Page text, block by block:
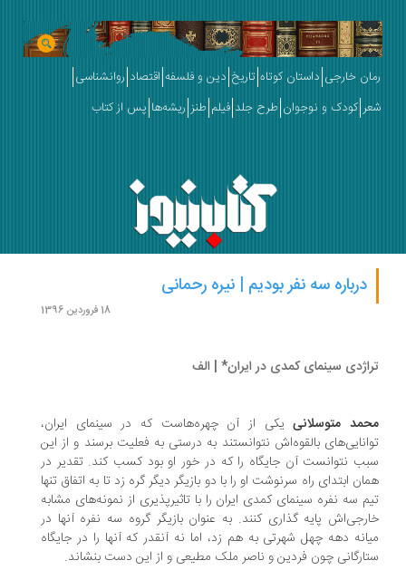
خارجی داستان کوتاه تاریخ دین و فلسفه اقتصاد روانشناسی
کودک و نوجوان طرح جلد فیلم طنز ریشه‌ها پس از کتاب
درباره سه نفر بودیم | نیره رحمانی
سینمای کمدی در ایران* | الف
متوسلانییکی از آن چهره‌هاست که در سینمای ایران،
بالقوه‌اش نتوانستند به درستی به فعلیت برسند و از این
نتوانست آن جایگاه را که در خور او بود کسب کند. تقدیر در
ابتدای راه سرنوشت او را با دو بازیگر دیگر گره زد تا به اتفاق تنها
سه نفره سینمای کمدی ایران را با تاثیرپذیری از نمونه‌های مشابه
پایه گذاری کنند. به عنوان بازیگر گروه سه نفره آنها در
دهه چهل شهرتی به هم زد، اما نه آنقدر که آنها را در جایگاه
چون فردین و ناصر ملک مطیعی و از این دست بنشاند.